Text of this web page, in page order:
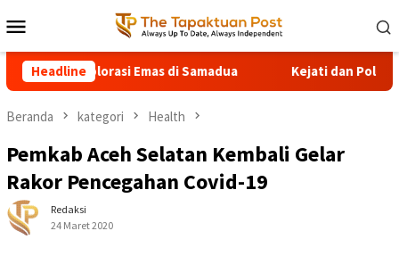
ke
kontenMobile
Headline
Eksplorasi Emas di Samadua Kejati dan Polda
Beranda kategori Health
Pemkab Aceh Selatan Kembali Gelar
Rakor Pencegahan Covid-19
Redaksi
24 Maret 2020